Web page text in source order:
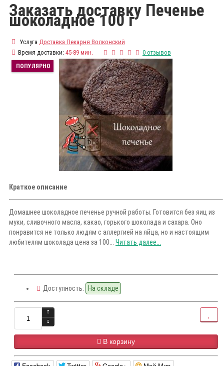
Заказать доставку Печенье
шоколадное 100 г
Услуга Доставка Пекарня Волконский
Время доставки: 45-89 мин. 0 отзывов
ПОПУЛЯРНО
Краткое описание
Домашнее шоколадное печенье ручной работы. Готовится без яиц из
муки, сливочного масла, какао, горького шоколада и сахара. Оно
понравится не только людям с аллергией на яйца, но и настоящим
любителям шоколада цена за 100... Читать далее...
Доступность: На складе
В корзину